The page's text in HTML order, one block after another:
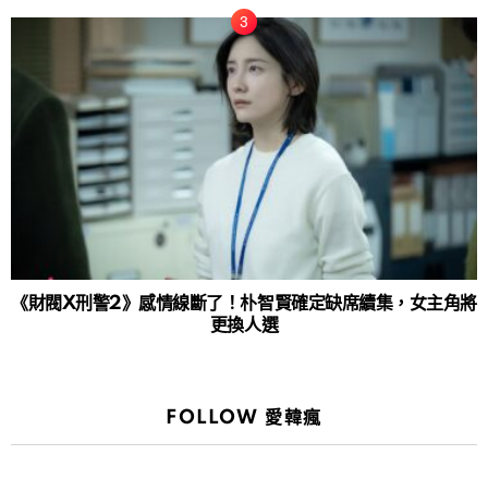
《財閥X刑警2》感情線斷了！朴智賢確定缺席續集，女主角將
更換人選
FOLLOW 愛韓瘋